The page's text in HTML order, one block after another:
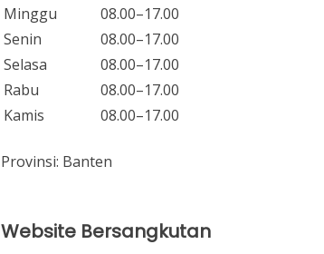
Minggu
08.00–17.00
Senin
08.00–17.00
Selasa
08.00–17.00
Rabu
08.00–17.00
Kamis
08.00–17.00
Provinsi: Banten
Website Bersangkutan